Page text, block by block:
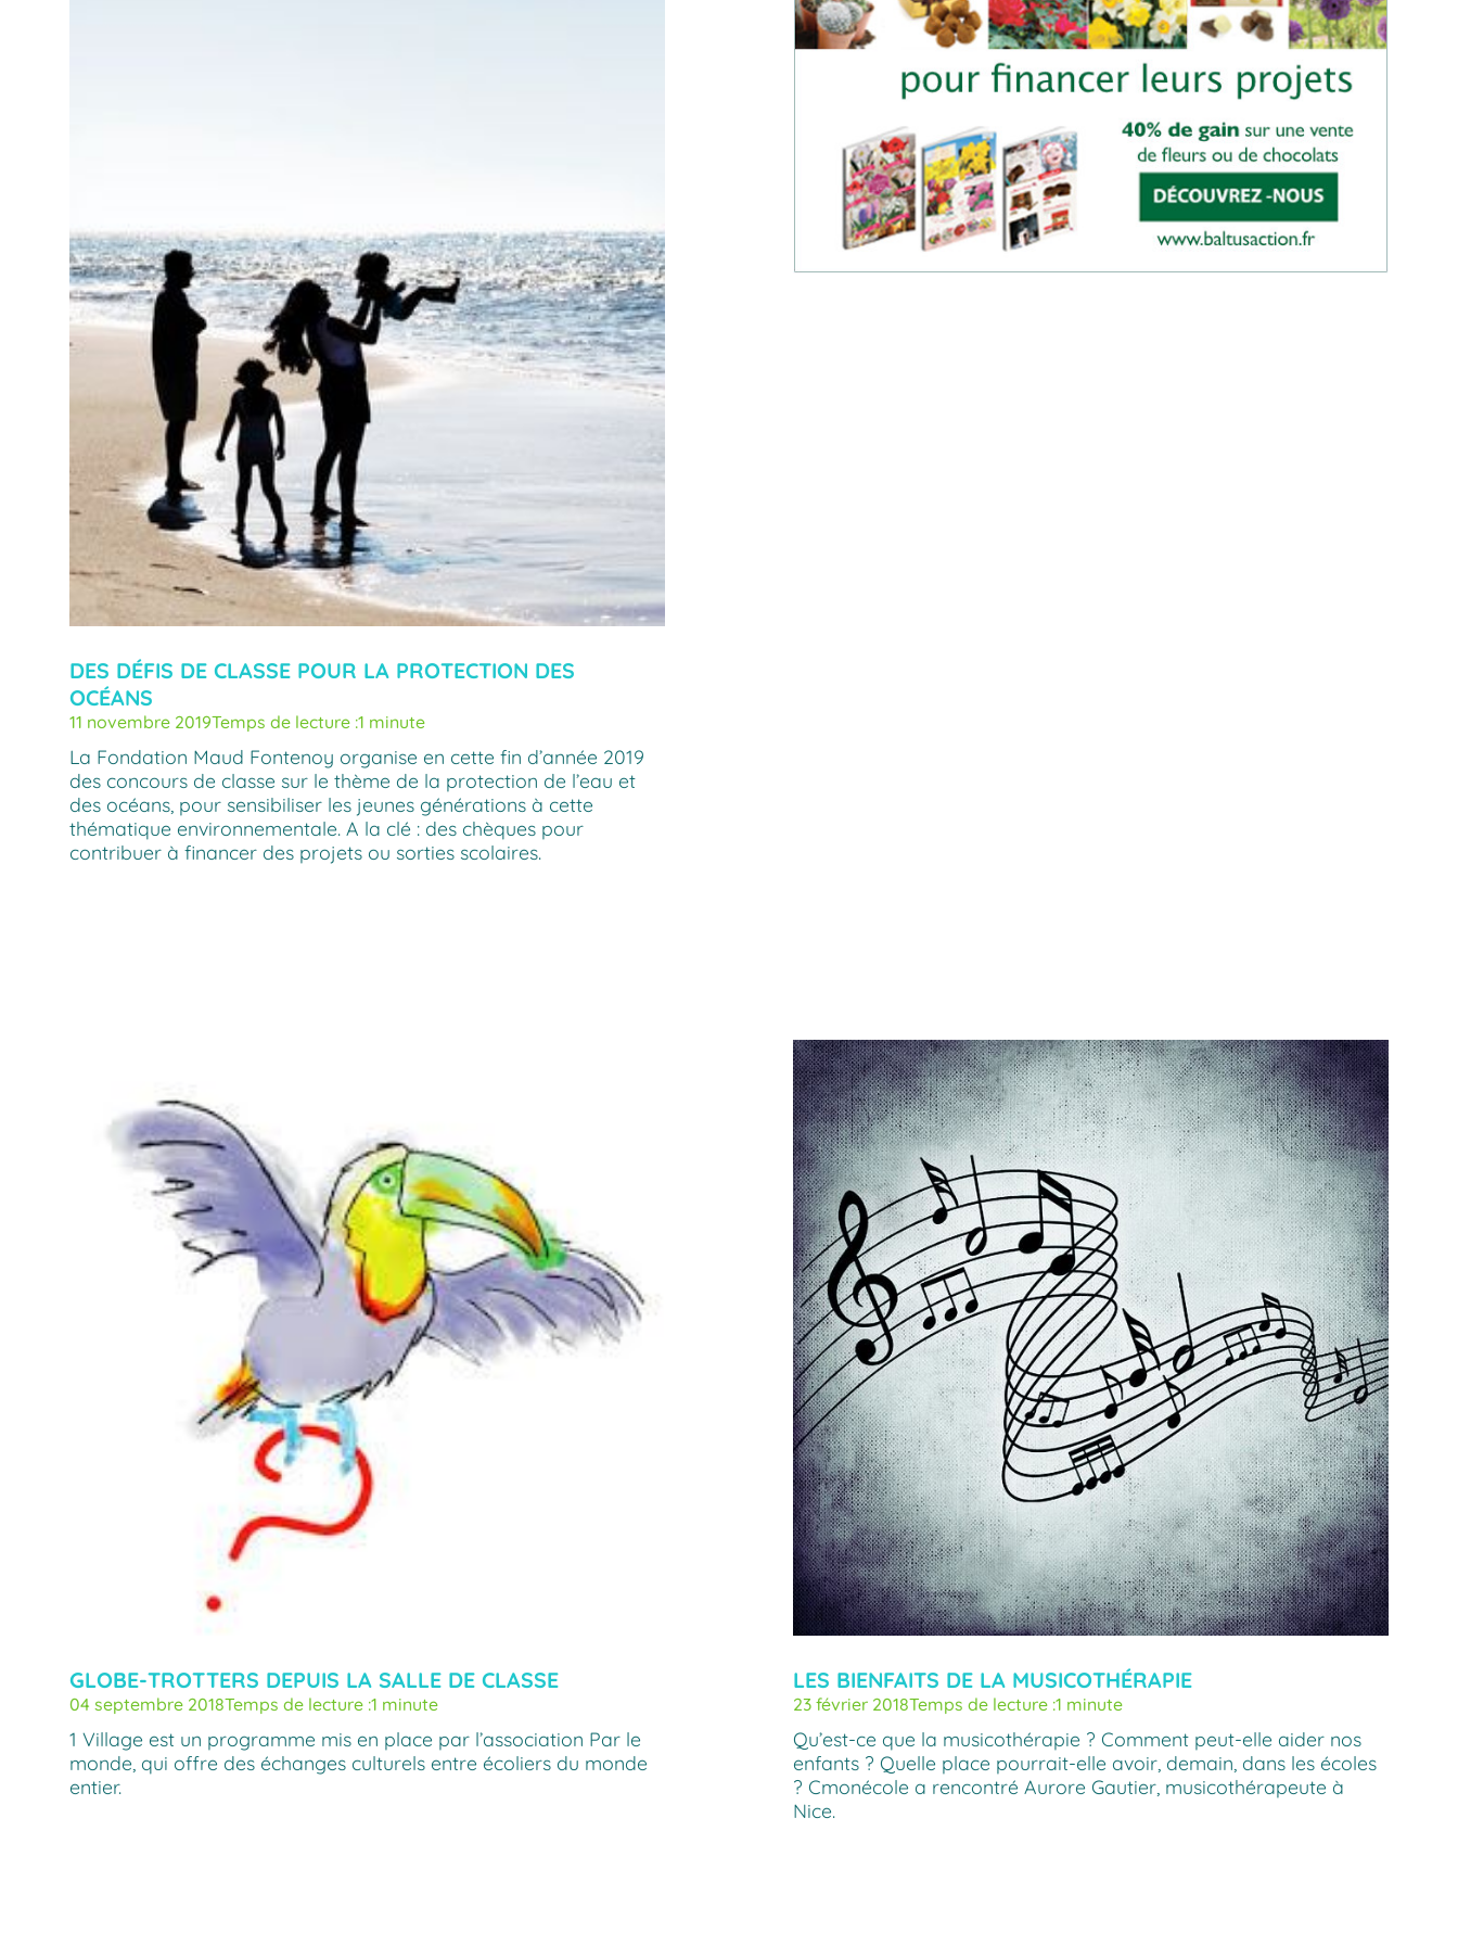
DES DÉFIS DE CLASSE POUR LA PROTECTION DES
OCÉANS
11 novembre 2019Temps de lecture :1 minute
La Fondation Maud Fontenoy organise en cette fin d’année 2019
des concours de classe sur le thème de la protection de l’eau et
des océans, pour sensibiliser les jeunes générations à cette
thématique environnementale. A la clé : des chèques pour
contribuer à financer des projets ou sorties scolaires.
GLOBE-TROTTERS DEPUIS LA SALLE DE CLASSE
04 septembre 2018Temps de lecture :1 minute
1 Village est un programme mis en place par l’association Par le
monde, qui offre des échanges culturels entre écoliers du monde
entier.
LES BIENFAITS DE LA MUSICOTHÉRAPIE
23 février 2018Temps de lecture :1 minute
Qu’est-ce que la musicothérapie ? Comment peut-elle aider nos
enfants ? Quelle place pourrait-elle avoir, demain, dans les écoles
? Cmonécole a rencontré Aurore Gautier, musicothérapeute à
Nice.